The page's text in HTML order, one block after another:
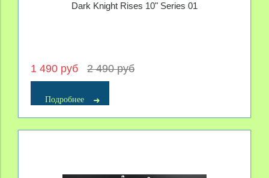
Dark Knight Rises 10" Series 01
1 490 руб 2 490 руб
Подробнее